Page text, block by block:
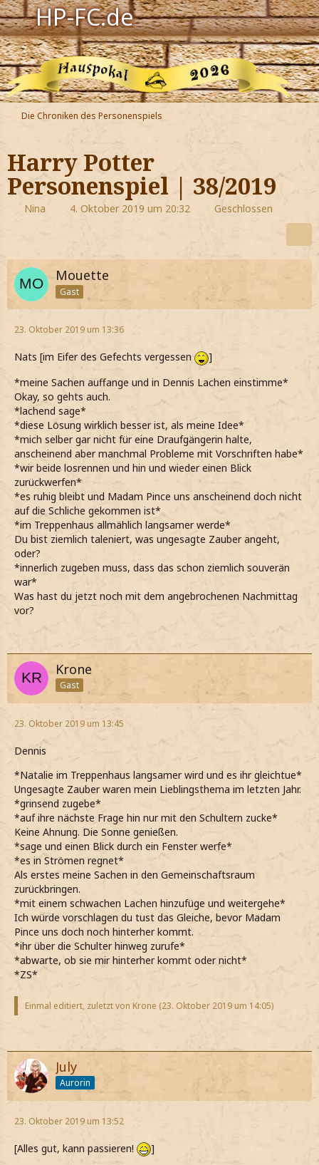
HP-FC.de
Navigation
Harry Potter
Der HP-FC
Hogwarts
Zauberwelt
Willkommen
Jetzt Fanclub-Mitglied werden!
Die Chroniken des Personenspiels
Harry Potter
Personenspiel | 38/2019
Nina 4. Oktober 2019 um 20:32 Geschlossen
Mouette
Gast
23. Oktober 2019 um 13:36
Nats [im Eifer des Gefechts vergessen
]
*meine Sachen auffange und in Dennis Lachen einstimme*
Okay, so gehts auch.
*lachend sage*
*diese Lösung wirklich besser ist, als meine Idee*
*mich selber gar nicht für eine Draufgängerin halte,
anscheinend aber manchmal Probleme mit Vorschriften habe*
*wir beide losrennen und hin und wieder einen Blick
zurückwerfen*
*es ruhig bleibt und Madam Pince uns anscheinend doch nicht
auf die Schliche gekommen ist*
*im Treppenhaus allmählich langsamer werde*
Du bist ziemlich taleniert, was ungesagte Zauber angeht,
oder?
*innerlich zugeben muss, dass das schon ziemlich souverän
war*
Was hast du jetzt noch mit dem angebrochenen Nachmittag
vor?
Krone
Gast
23. Oktober 2019 um 13:45
Dennis
*Natalie im Treppenhaus langsamer wird und es ihr gleichtue*
Ungesagte Zauber waren mein Lieblingsthema im letzten Jahr.
*grinsend zugebe*
*auf ihre nächste Frage hin nur mit den Schultern zucke*
Keine Ahnung. Die Sonne genießen.
*sage und einen Blick durch ein Fenster werfe*
*es in Strömen regnet*
Als erstes meine Sachen in den Gemeinschaftsraum
zurückbringen.
*mit einem schwachen Lachen hinzufüge und weitergehe*
Ich würde vorschlagen du tust das Gleiche, bevor Madam
Pince uns doch noch hinterher kommt.
*ihr über die Schulter hinweg zurufe*
*abwarte, ob sie mir hinterher kommt oder nicht*
*ZS*
Einmal editiert, zuletzt von Krone (23. Oktober 2019 um 14:05)
July
Aurorin
23. Oktober 2019 um 13:52
[Alles gut, kann passieren!
]